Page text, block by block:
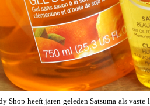
Shop heeft jaren geleden Satsuma als